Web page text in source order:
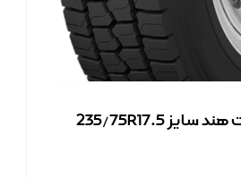
لاستیک باری ویکرانت هند سایز 235/75R17.5